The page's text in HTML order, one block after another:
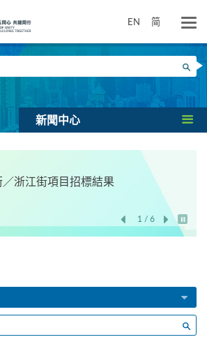
EN 简
搜尋
新聞中心
浙江街項目招標結果
1 / 6
開始/